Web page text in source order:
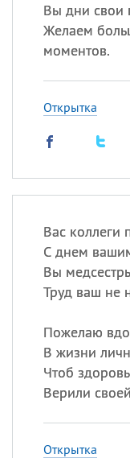
Вы дни свои
Желаем
моментов.
Открытка
Вас коллеги
С днем
Вы
Труд ваш не
Пожелаю
В жизни
Чтоб
Верили
Открытка